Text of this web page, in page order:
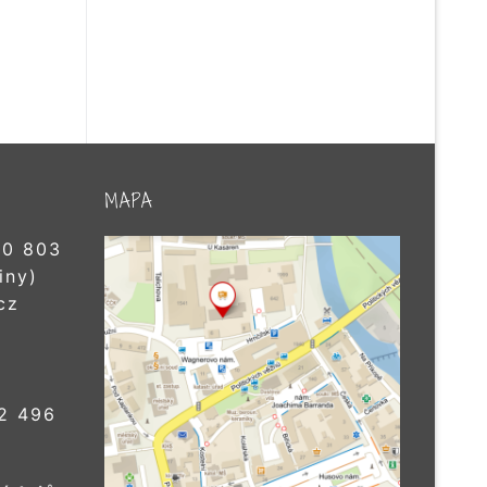
803
496
MAPA